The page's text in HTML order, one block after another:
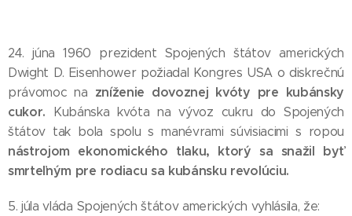
24. júna 1960 prezident Spojených štátov amerických
Dwight D. Eisenhower požiadal Kongres USA o diskrečnú
právomoc na zníženie dovoznej kvóty pre kubánsky
cukor. Kubánska kvóta na vývoz cukru do Spojených
štátov tak bola spolu s manévrami súvisiacimi s ropou
nástrojom ekonomického tlaku, ktorý sa snažil byť
smrteľným pre rodiacu sa kubánsku revolúciu.
5. júla vláda Spojených štátov amerických vyhlásila, že: